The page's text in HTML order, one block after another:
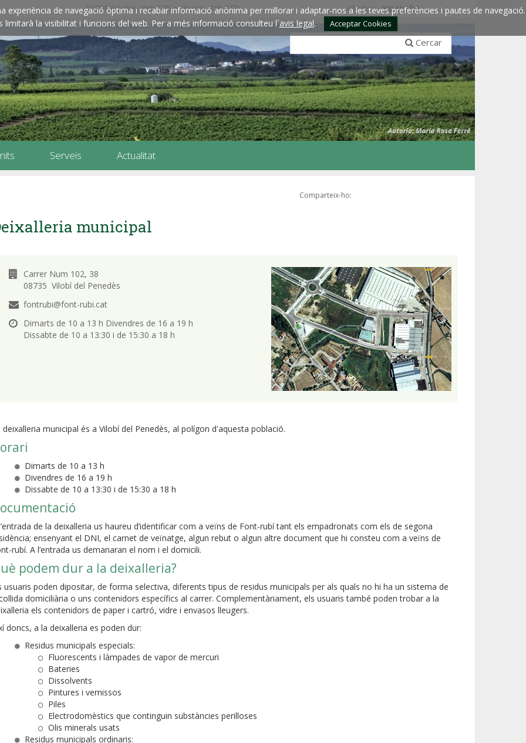
de navegació òptima i recabar informació anònima per millorar i adaptar-nos a les teves preferències i pautes de navegació.
la visibilitat i funcions del web. Per a més informació consulteu l´avis legal. Acceptar Cookies
ZOOM: Amplieu amb CTRL+ / Reduïu amb CTRL- Idiomes:esp engfra
Cercar
Serveis Actualitat
Comparteix-ho:
municipal
Carrer Num 102, 38
08735 Vilobí del Penedès
fontrubi@font-rubi.cat
Dimarts de 10 a 13 h Divendres de 16 a 19 h
Dissabte de 10 a 13:30 i de 15:30 a 18 h
deixalleria municipal és a Vilobí del Penedès, al polígon d'aquesta població.
Dimarts de 10 a 13 h
Divendres de 16 a 19 h
Dissabte de 10 a 13:30 i de 15:30 a 18 h
de la deixalleria us haureu d’identificar com a veïns de Font-rubí tant els empadronats com els de segona
ensenyant el DNI, el carnet de veïnatge, algun rebut o algun altre document que hi consteu com a veïns de
rubí. A l’entrada us demanaran el nom i el domicili.
podem dur a la deixalleria?
usuaris poden dipositar, de forma selectiva, diferents tipus de residus municipals per als quals no hi ha un sistema de
domiciliària o uns contenidors específics al carrer. Complementàriament, els usuaris també poden trobar a la
els contenidors de paper i cartró, vidre i envasos lleugers.
doncs, a la deixalleria es poden dur:
Residus municipals especials:
Fluorescents i làmpades de vapor de mercuri
Bateries
Dissolvents
Pintures i vernissos
Piles
Electrodomèstics que continguin substàncies perilloses
Olis minerals usats
Residus municipals ordinaris: